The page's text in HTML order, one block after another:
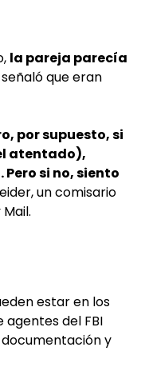
la pareja parecía
señaló que eran
por supuesto, si
atentado),
si no, siento
un comisario
estar en los
agentes del FBI
y